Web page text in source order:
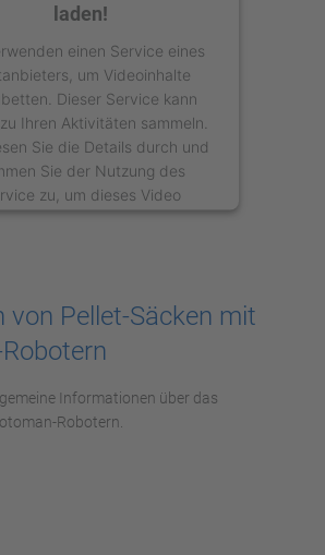
laden!
einen Service eines
um Videoinhalte
Dieser Service kann
Ihren Aktivitäten sammeln.
Sie die Details durch und
Sie der Nutzung des
zu, um dieses Video
anzusehen.
Management Platform
von Pellet-Säcken mit
Informationen über das
Robotern.